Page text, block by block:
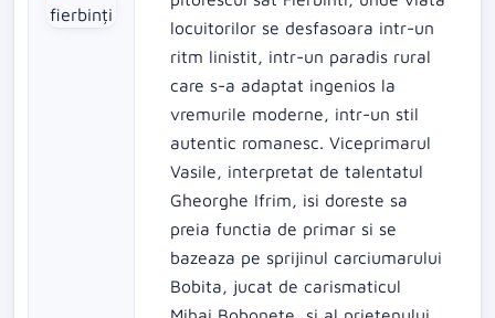
locuitorilor se desfasoara intr-un
ritm linistit, intr-un paradis rural
care s-a adaptat ingenios la
vremurile moderne, intr-un stil
autentic romanesc. Viceprimarul
Vasile, interpretat de talentatul
Gheorghe Ifrim, isi doreste sa
preia functia de primar si se
bazeaza pe sprijinul carciumarului
Bobita, jucat de carismaticul